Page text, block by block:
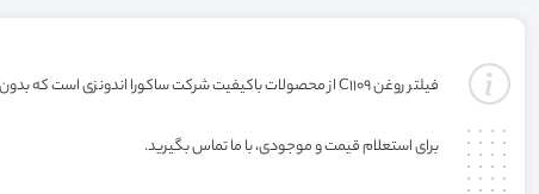
فیلتر روغن C1109 از محصولات باکیفیت شرکت ساکورا اندونزی است که بدون گارانتی ارائه می‌شود. خرید این فیلتر به صورت عمده یا کارتنی شامل تخفیف ویژه فروشگاه می‌باشد.
برای استعلام قیمت و موجودی، با ما تماس بگیرید.